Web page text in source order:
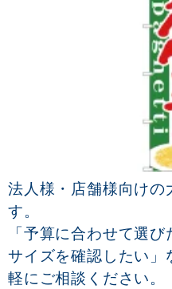
法人様・店舗様向けの
す。
「予算に合わせて選
サイズを確認したい
軽にご相談ください。